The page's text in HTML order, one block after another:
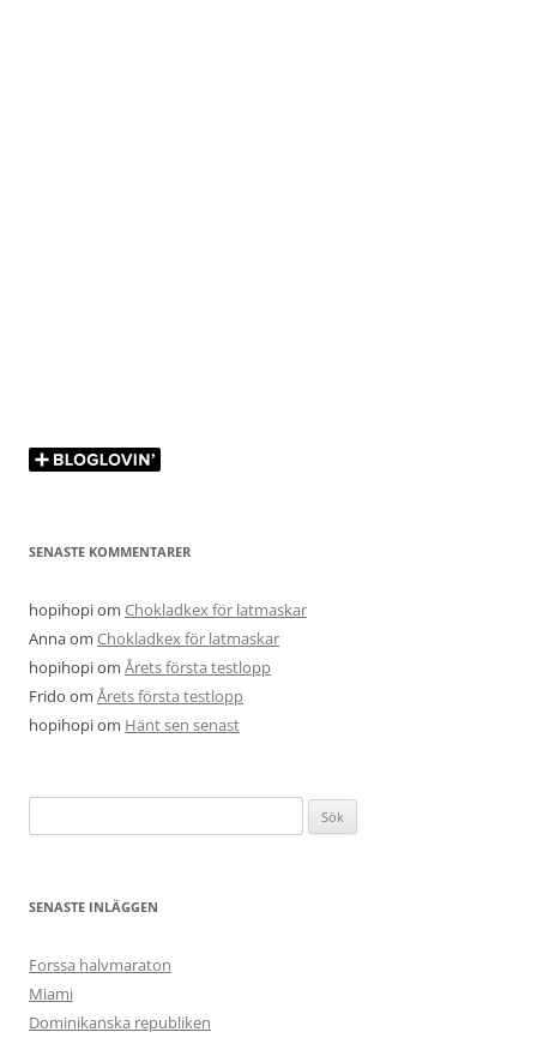
SENASTE KOMMENTARER
hopihopiom Chokladkex för latmaskar
Annaom Chokladkex för latmaskar
hopihopiom Årets första testlopp
Frido om Årets första testlopp
hopihopiom Hänt sen senast
efter:
SENASTE INLÄGGEN
Forssa halvmaraton
Miami
Dominikanska republiken